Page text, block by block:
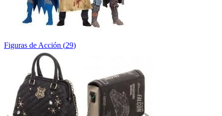
Figuras de Acción (29)